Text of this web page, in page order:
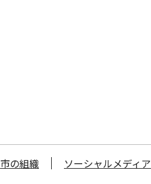
市の組織 ソーシャルメディア